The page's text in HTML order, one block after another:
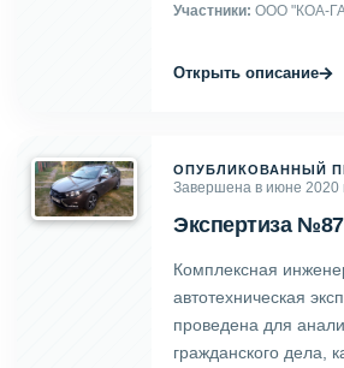
Участники: ООО "КОА-
Открыть описание→
ОПУБЛИКОВАННЫЙ
Завершена в июне 2020
Экспертиза
Комплексная
автотехническая
проведена для
гражданского дела,